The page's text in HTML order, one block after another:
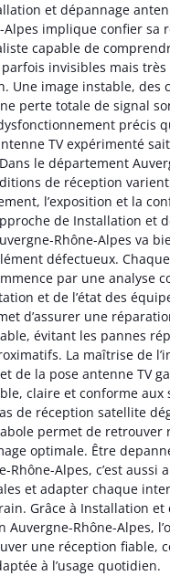
et dépannage
Alpes implique confier sa
capable de
invisibles mais très
Une image instable, des
perte totale de signal
précis
TV expérimenté
le département
de réception
l’exposition et la
de Installation et
Rhône-Alpes va
défectueux.
par une analyse
et de l’état des
d’assurer une
évitant les pannes
La maîtrise de
de la pose antenne TV
claire et conforme aux
de réception satellite
permet de retrouver
optimale. Être
Rhône-Alpes, c’est aussi
et adapter chaque
Grâce à Installation et
Auvergne-Rhône-Alpes,
une réception fiable,
à l’usage quotidien.